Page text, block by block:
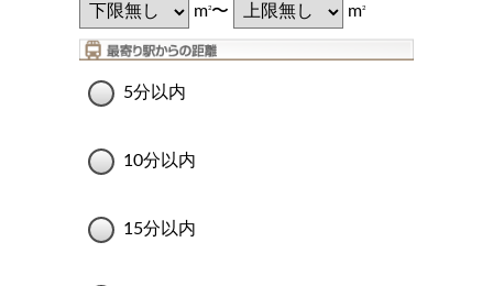
m2〜 m2
5分以内
10分以内
15分以内